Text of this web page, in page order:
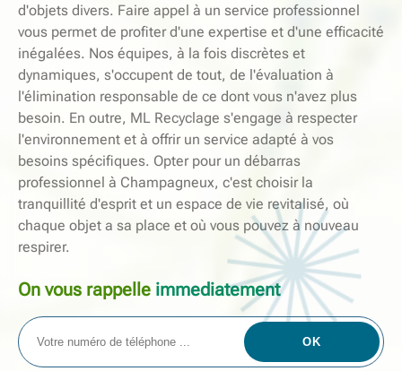
d'objets divers. Faire appel à un service professionnel
vous permet de profiter d'une expertise et d'une efficacité
inégalées. Nos équipes, à la fois discrètes et
dynamiques, s'occupent de tout, de l'évaluation à
l'élimination responsable de ce dont vous n'avez plus
besoin. En outre, ML Recyclage s'engage à respecter
l'environnement et à offrir un service adapté à vos
besoins spécifiques. Opter pour un débarras
professionnel à Champagneux, c'est choisir la
tranquillité d'esprit et un espace de vie revitalisé, où
chaque objet a sa place et où vous pouvez à nouveau
respirer.
On vous rappelle immediatement